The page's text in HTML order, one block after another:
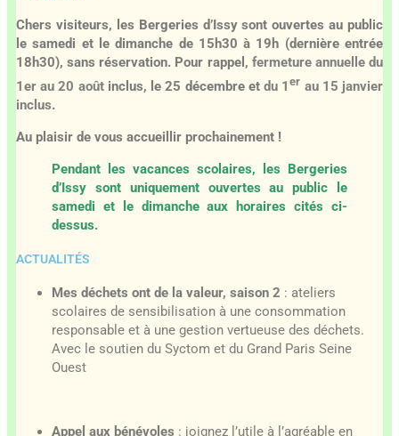
Chers visiteurs, les Bergeries d’Issy sont ouvertes au public
le samedi et le dimanche de 15h30 à 19h (dernière entrée
18h30), sans réservation. Pour rappel, fermeture annuelle du
1er au 20 aoûtinclus, le 25 décembre etdu 1er au 15 janvier
inclus.
Au plaisir de vous accueillir prochainement !
Pendant les vacances scolaires, les Bergeries
d’Issy sont uniquement ouvertes au public le
samedi et le dimanche aux horaires cités ci-
dessus.
ACTUALITÉS
Mes déchets ont de la valeur, saison 2 : ateliers
scolaires de sensibilisation à une consommation
responsable et à une gestion vertueuse des déchets.
Avec le soutien du Syctom et du Grand Paris Seine
Ouest
Appel aux bénévoles : joignez l’utile à l’agréable en